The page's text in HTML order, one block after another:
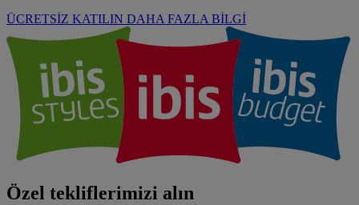
ÜCRETSİZ KATILIN DAHA FAZLA BİLGİ
Özel tekliflerimizi alın